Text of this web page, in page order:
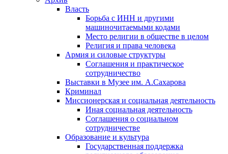
Власть
Борьба с ИНН и другими
машиночитаемыми кодами
Место религии в обществе в целом
Религия и права человека
Армия и силовые структуры
Соглашения и практическое
сотрудничество
Выставки в Музее им. А.Сахарова
Криминал
Миссионерская и социальная деятельность
Иная социальная деятельность
Соглашения о социальном
сотрудничестве
Образование и культура
Государственная поддержка